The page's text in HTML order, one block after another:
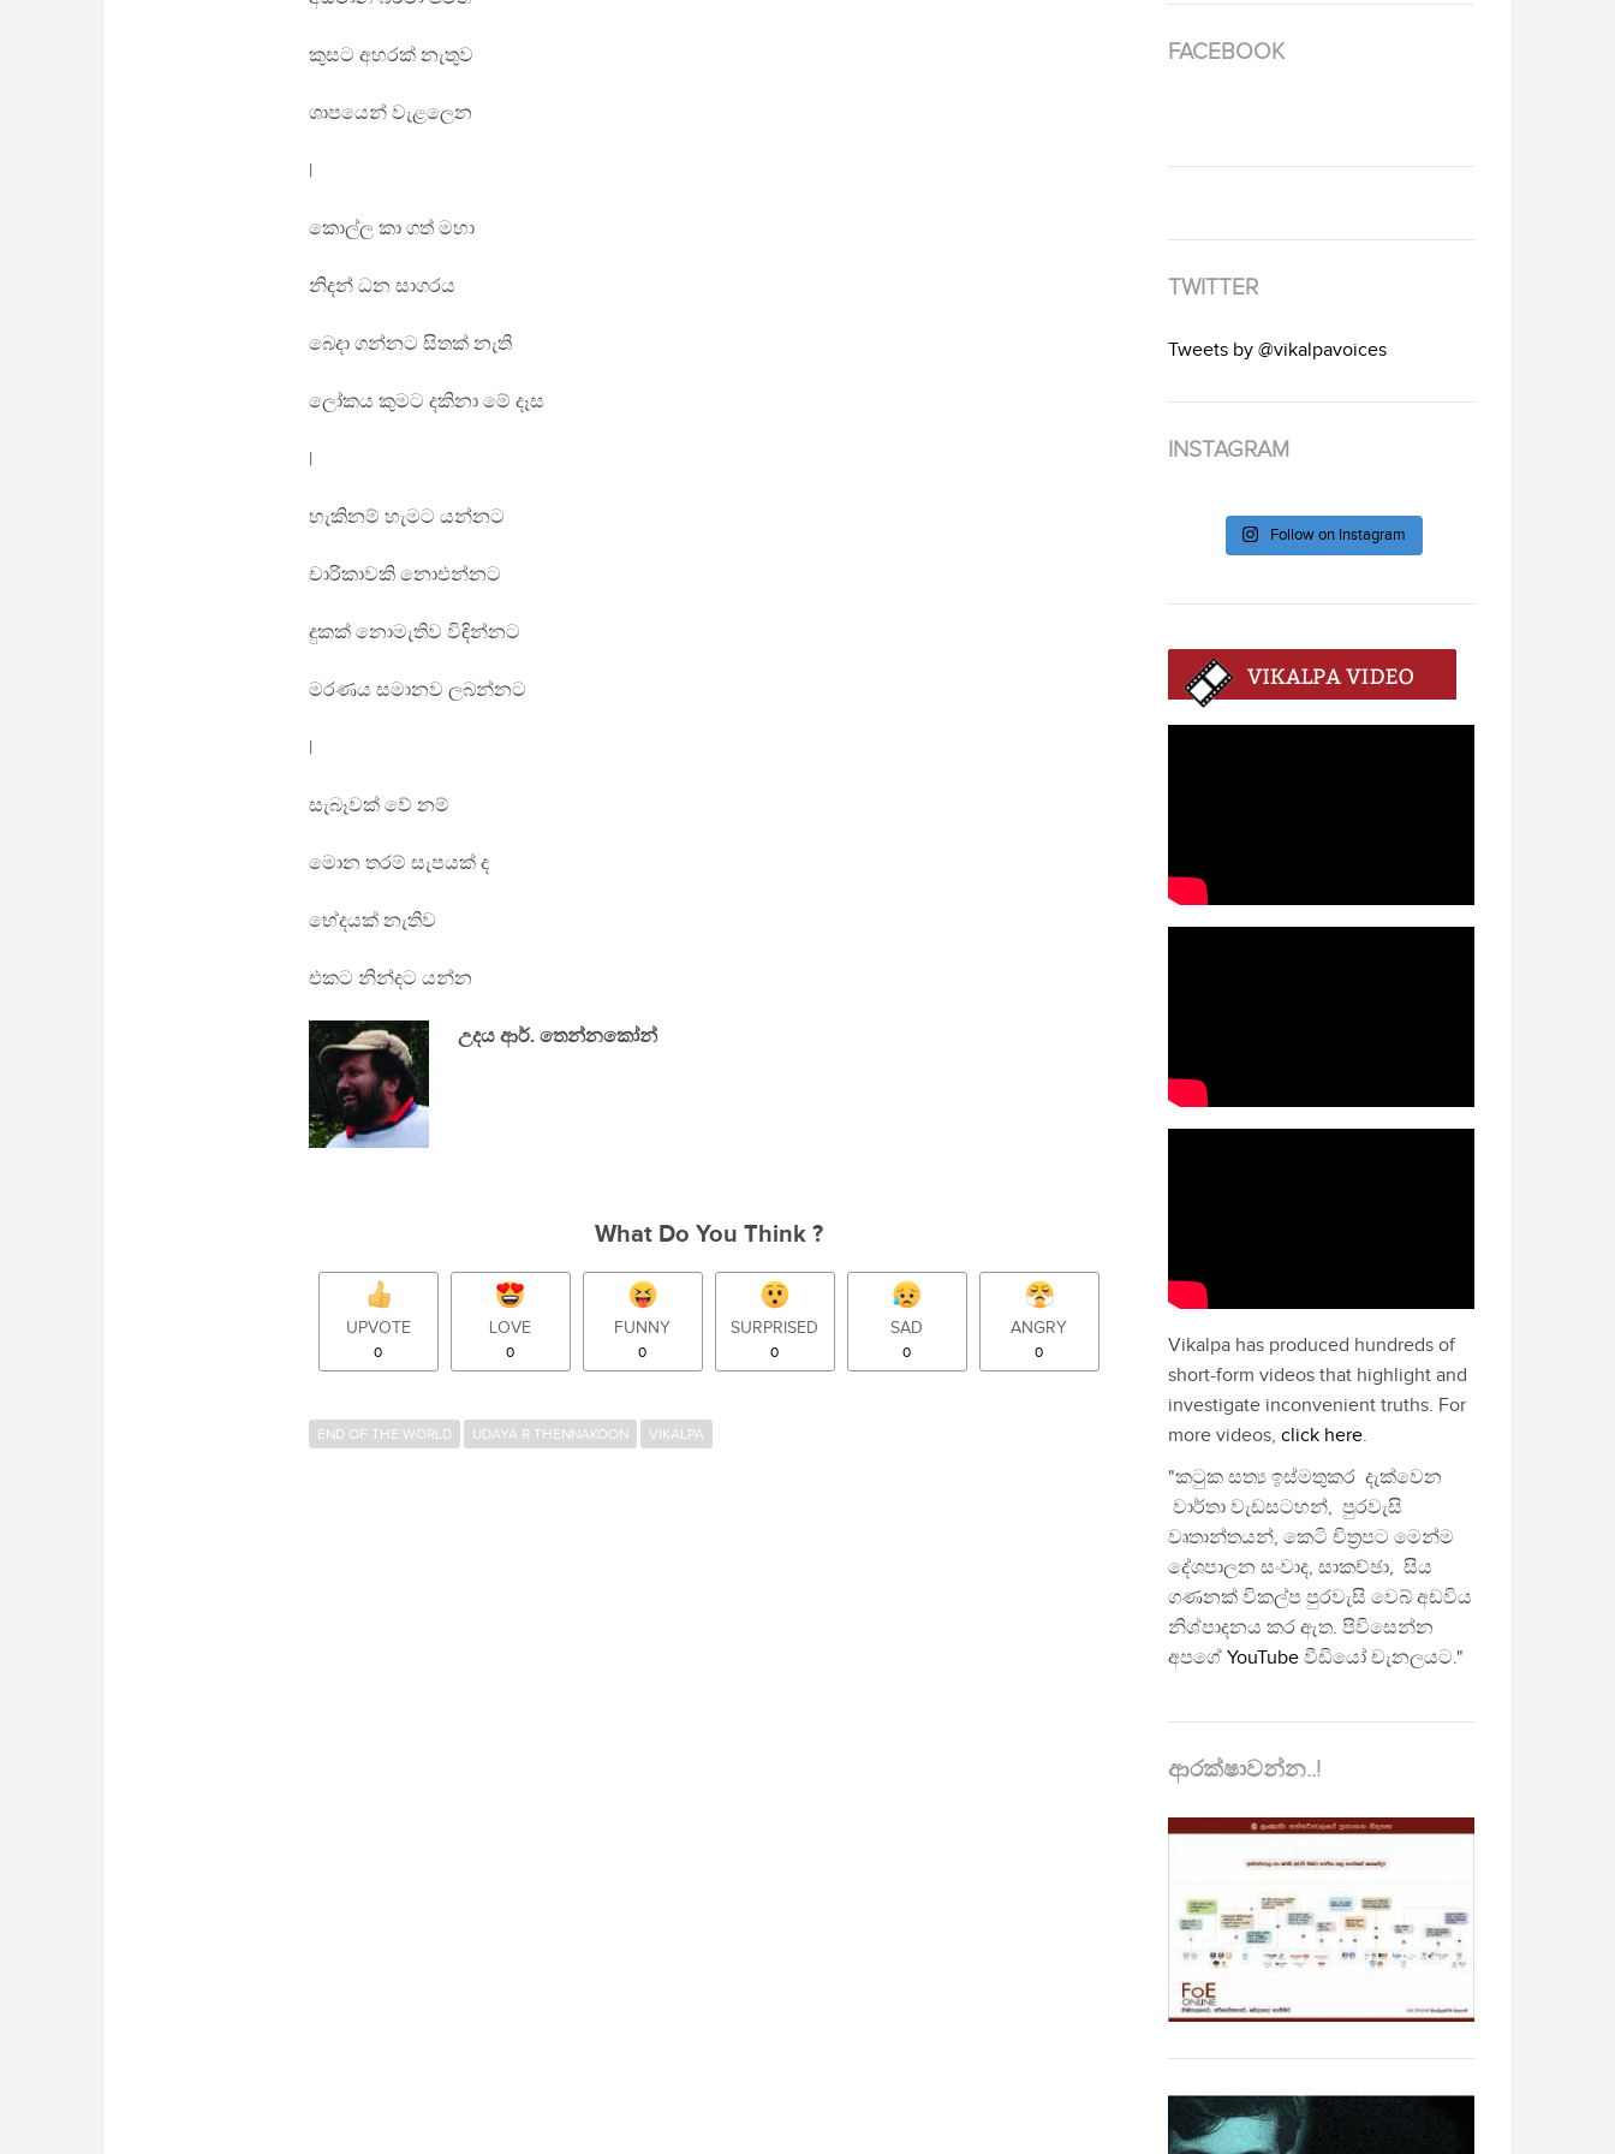
කුසට අහරක් නැතුව
ශාපයෙන් වැළලෙන
|
කොල්ල කා ගත් මහා
නිදන් ධන සාගරය
බෙදා ගන්නට සිතක් නැති
ලෝකය කුමට දකිනා මේ දෑස
|
හැකිනම් හැමට යන්නට
චාරිකාවකි නොඑන්නට
දුකක් නොමැතිව විඳින්නට
මරණය සමානව ලබන්නට
|
සැබෑවක් වේ නම්
මොන තරම් සැපයක් ද
භේදයක් නැතිව
එකට නින්දට යන්න
උදය ආර්. තෙන්නකෝන්
What Do You Think ?
UPVOTE
0
LOVE
0
FUNNY
0
SURPRISED
0
SAD
0
ANGRY
0
END OF THE WORLD UDAYA R THENNAKOON VIKALPA
FACEBOOK
TWITTER
Tweets by @vikalpavoices
INSTAGRAM
Follow on Instagram
Vikalpa has produced hundreds of
short-form videos that highlight and
investigate inconvenient truths. For
more videos, click here.
"කටුක සත්‍ය ඉස්මතුකර දැක්වෙන
වාර්තා වැඩසටහන්, පුරවැසි
වෘතාන්තයන්, කෙටි චිත්‍රපට මෙන්ම
දේශපාලන සංවාද, සාකච්ඡා, සිය
ගණනක් විකල්ප පුරවැසි වෙබ් අඩවිය
නිශ්පාදනය කර ඇත. පිවිසෙන්න
අපගේ YouTube වීඩියෝ චැනලයට."
ආරක්ෂාවන්න..!